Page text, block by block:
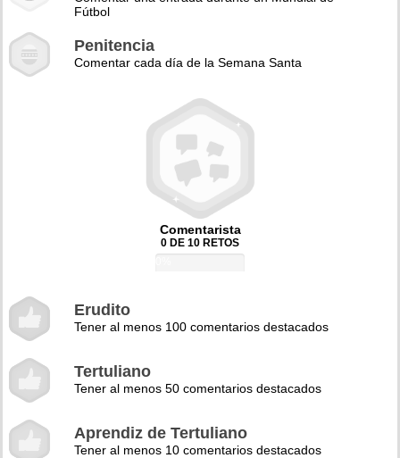
Fútbol
Penitencia
Comentar cada día de la Semana Santa
Comentarista
0 DE 10 RETOS
Erudito
Tener al menos 100 comentarios destacados
Tertuliano
Tener al menos 50 comentarios destacados
Aprendiz de Tertuliano
Tener al menos 10 comentarios destacados